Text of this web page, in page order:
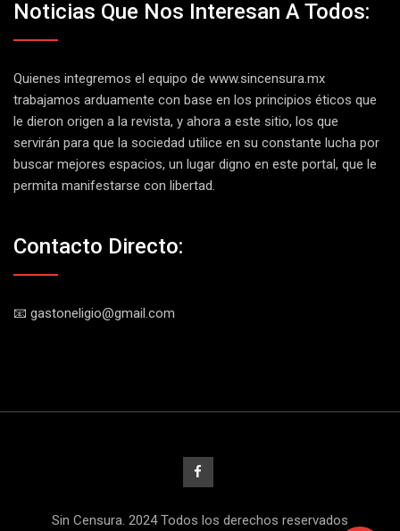
Noticias Que Nos Interesan A Todos:
Quienes integremos el equipo de www.sincensura.mx
trabajamos arduamente con base en los principios éticos que
le dieron origen a la revista, y ahora a este sitio, los que
servirán para que la sociedad utilice en su constante lucha por
buscar mejores espacios, un lugar digno en este portal, que le
permita manifestarse con libertad.
Contacto Directo:
📧 gastoneligio@gmail.com
Sin Censura. 2024 Todos los derechos reservados